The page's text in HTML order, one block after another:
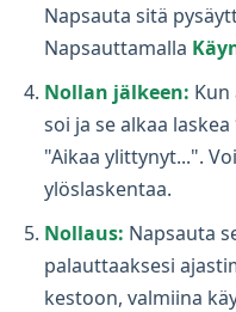
Napsauta sitä
Napsauttamalla
Nollan jälkeen: Kun
soi ja se alkaa
"Aikaa ylittynyt...".
ylöslaskentaa.
Nollaus: Napsauta
palauttaaksesi
kestoon, valmiina